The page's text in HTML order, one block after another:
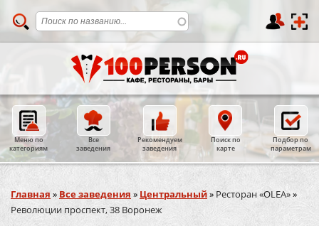
Меню по
категориям
Все
заведения
Рекомендуем
заведения
Поиск по
карте
Подбор по
параметрам
Вы здесь
Главная » Все заведения » Центральный» Ресторан «OLEA»»
Революции проспект, 38 Воронеж